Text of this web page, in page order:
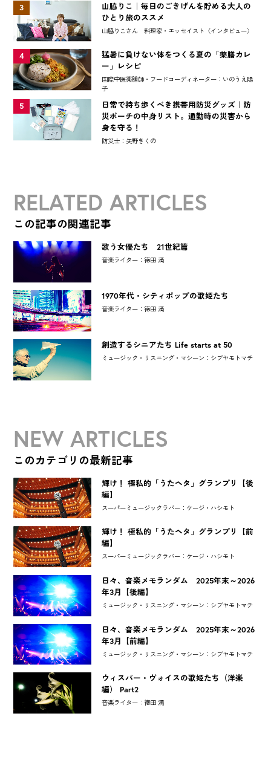
3
山脇りこ｜毎日のごきげんを貯める大人の
ひとり旅のススメ
山脇りこさん 料理家・エッセイスト〈インタビュー〉
4
猛暑に負けない体をつくる夏の「薬膳カレ
ー」レシピ
国際中医薬膳師・フードコーディネーター：いのうえ陽
子
5
日常で持ち歩くべき携帯用防災グッズ｜防
災ポーチの中身リスト。通勤時の災害から
身を守る！
防災士：矢野きくの
RELATED ARTICLES
この記事の関連記事
歌う女優たち 21世紀篇
音楽ライター：徳田 満
1970年代・シティポップの歌姫たち
音楽ライター：徳田 満
創造するシニアたち Life starts at 50
ミュージック・リスニング・マシーン：シブヤモトマチ
NEW ARTICLES
このカテゴリの最新記事
輝け！ 極私的「うたヘタ」グランプリ【後
編】
スーパーミュージックラバー：ケージ・ハシモト
輝け！ 極私的「うたヘタ」グランプリ【前
編】
スーパーミュージックラバー：ケージ・ハシモト
日々、音楽メモランダム 2025年末～2026
年3月【後編】
ミュージック・リスニング・マシーン：シブヤモトマチ
日々、音楽メモランダム 2025年末～2026
年3月【前編】
ミュージック・リスニング・マシーン：シブヤモトマチ
ウィスパー・ヴォイスの歌姫たち（洋楽
編） Part2
音楽ライター：徳田 満